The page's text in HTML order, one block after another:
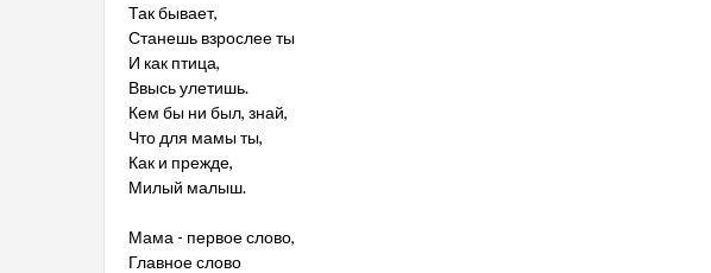
Так бывает,
Станешь взрослее ты
И как птица,
Ввысь улетишь.
Кем бы ни был, знай,
Что для мамы ты,
Как и прежде,
Милый малыш.
Мама - первое слово,
Главное слово